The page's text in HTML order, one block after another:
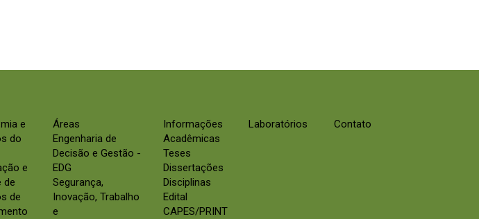
e
do
e
de
de
Áreas
Engenharia de
Decisão e Gestão -
EDG
Segurança,
Inovação, Trabalho
e
Informações
Acadêmicas
Teses
Dissertações
Disciplinas
Edital
CAPES/PRINT
Laboratórios Contato